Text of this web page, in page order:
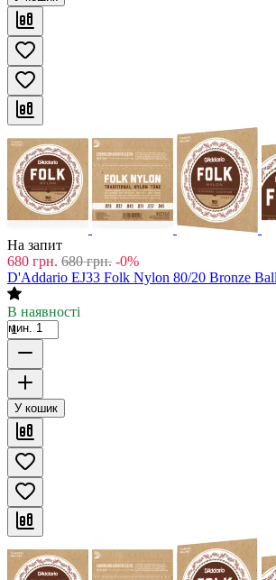
На запит
680 грн. 680 грн. -0%
D'Addario EJ33 Folk Nylon 80/20 Bronze
В наявності
мин. 1
У кошик